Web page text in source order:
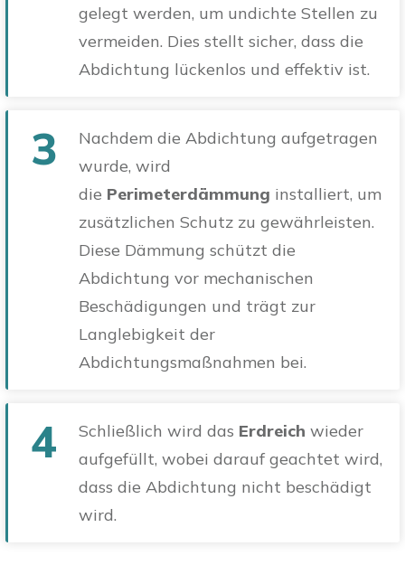
gelegt werden, um undichte Stellen zu
vermeiden. Dies stellt sicher, dass die
Abdichtung lückenlos und effektiv ist.
3
Nachdem die Abdichtung aufgetragen
wurde, wird
die Perimeterdämmung installiert, um
zusätzlichen Schutz zu gewährleisten.
Diese Dämmung schützt die
Abdichtung vor mechanischen
Beschädigungen und trägt zur
Langlebigkeit der
Abdichtungsmaßnahmen bei.
4 Schließlich wird das Erdreichwieder
aufgefüllt, wobei darauf geachtet wird,
dass die Abdichtung nicht beschädigt
wird.